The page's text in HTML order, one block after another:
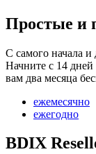
Простые и
С самого начала
Начните с 14
вам два месяца
ежемесячно
ежегодно
BDIX